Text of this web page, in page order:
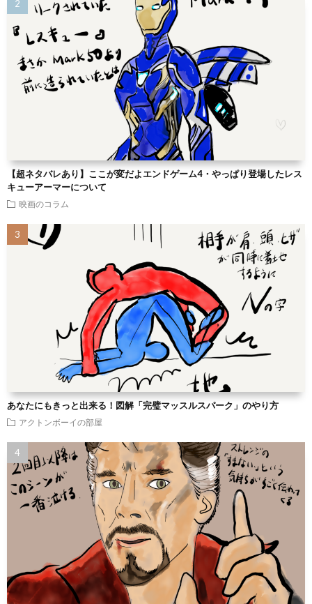
【超ネタバレあり】ここが変だよエンドゲーム4・やっぱり登場したレス
キューアーマーについて
映画のコラム
あなたにもきっと出来る！図解「完璧マッスルスパーク」のやり方
アクトンボーイの部屋